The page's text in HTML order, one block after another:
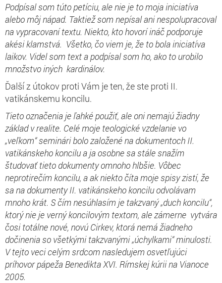
Podpísal som túto petíciu, ale nie je to moja iniciatíva
alebo môj nápad. Taktiež som nepísal ani nespolupracoval
na vypracovaní textu. Niekto, kto hovorí ináč podporuje
akési klamstvá. Všetko, čo viem je, že to bola iniciatíva
laikov. Videl som text a podpísal som ho, ako to urobilo
množstvo iných kardinálov.
Ďalší z útokov proti Vám je ten, že ste proti II.
vatikánskemu koncilu.
Tieto označenia je ľahké použiť, ale oni nemajú žiadny
základ v realite. Celé moje teologické vzdelanie vo
„veľkom“ seminári bolo založené na dokumentoch II.
vatikánskeho koncilu a ja osobne sa stále snažím
študovať tieto dokumenty omnoho hlbšie. Vôbec
neprotirečím koncilu, a ak niekto číta moje spisy zistí, že
sa na dokumenty II. vatikánskeho koncilu odvolávam
mnoho krát. S čím nesúhlasím je takzvaný „duch koncilu“,
ktorý nie je verný koncilovým textom, ale zámerne vytvára
čosi totálne nové, novú Cirkev, ktorá nemá žiadneho
dočinenia so všetkými takzvanými „úchylkami“ minulosti.
V tejto veci celým srdcom nasledujem osvetľujúci
príhovor pápeža Benedikta XVI. Rímskej kúrii na Vianoce
2005.